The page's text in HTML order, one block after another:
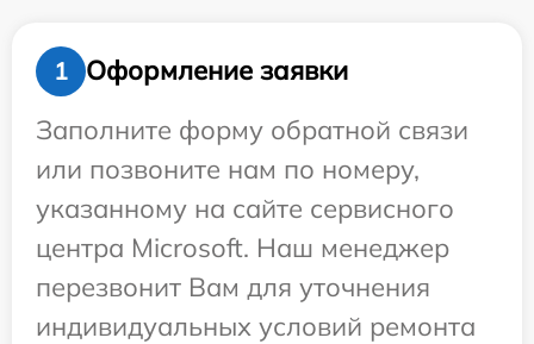
1
Оформление заявки
Заполните форму обратной связи
или позвоните нам по номеру,
указанному на сайте сервисного
центра Microsoft. Наш менеджер
перезвонит Вам для уточнения
индивидуальных условий ремонта